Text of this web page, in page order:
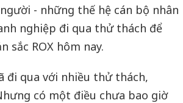
- những thế hệ cán bộ nhân
nghiệp đi qua thử thách để
sắc ROX hôm nay.
đi qua với nhiều thử thách,
có một điều chưa bao giờ